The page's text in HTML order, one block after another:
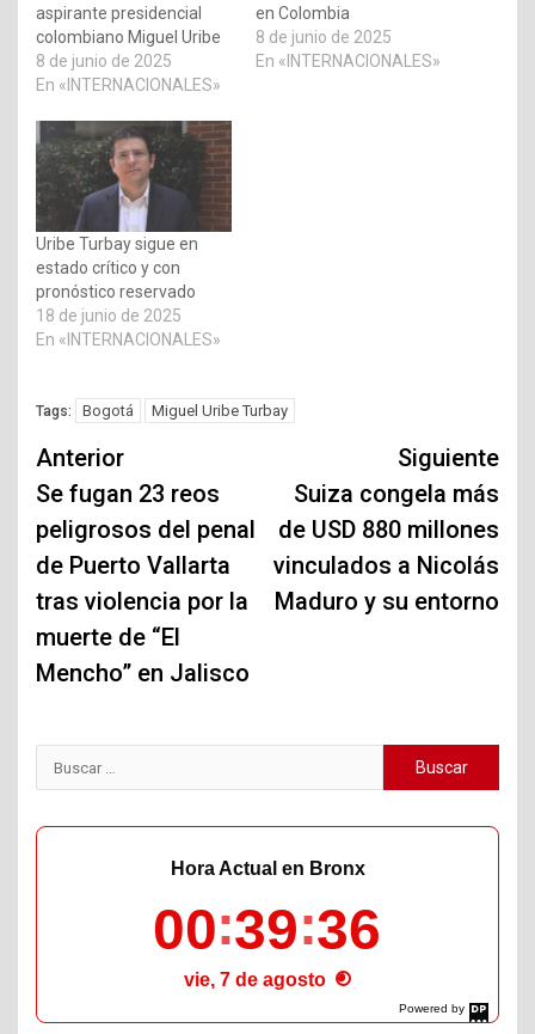
aspirante presidencial
colombiano Miguel Uribe
8 de junio de 2025
En «INTERNACIONALES»
en Colombia
8 de junio de 2025
En «INTERNACIONALES»
Uribe Turbay sigue en
estado crítico y con
pronóstico reservado
18 de junio de 2025
En «INTERNACIONALES»
Tags: Bogotá Miguel Uribe Turbay
Navegación
de
entradas
Anterior
Se fugan 23 reos
peligrosos del penal
de Puerto Vallarta
tras violencia por la
muerte de “El
Mencho” en Jalisco
Siguiente
Suiza congela más
de USD 880 millones
vinculados a Nicolás
Maduro y su entorno
Buscar:
Powered by
DaysPedia.com
Hora Actual en Bronx
00 39 37
vie, 7 de agosto